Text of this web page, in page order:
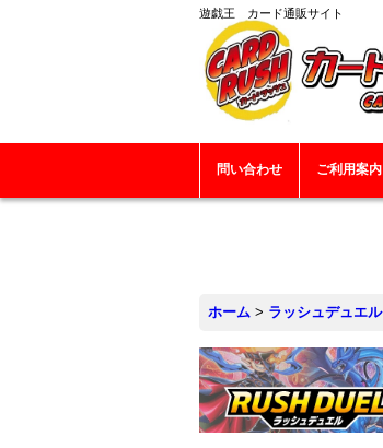
遊戯王 カード通販サイト
問い合わせ ご利用案内
ホーム > ラッシュデュエル